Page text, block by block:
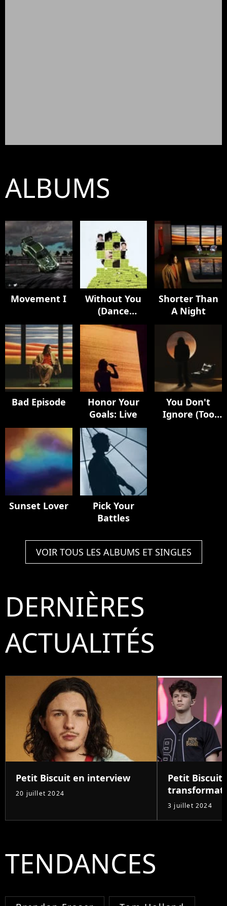
ALBUMS
Movement I
Without You
(Dance
Version)
Shorter Than
A Night
Bad Episode
Honor Your
Goals: Live
You Don't
Ignore (Too
Sunset Lover
Pick Your
Battles
VOIR TOUS LES ALBUMS ET SINGLES
DERNIÈRES
ACTUALITÉS
Petit Biscuit en interview
20 juillet 2024
Petit Biscuit
3 juillet 2024
TENDANCES